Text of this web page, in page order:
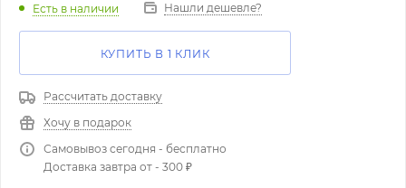
Есть в наличии Нашли дешевле?
КУПИТЬ В 1 КЛИК
Рассчитать доставку
Хочу в подарок
Самовывоз сегодня - бесплатно
Доставка завтра от - 300 ₽